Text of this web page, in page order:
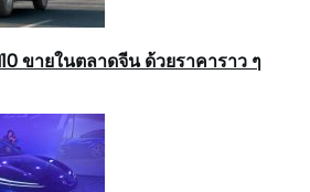
ขายในตลาดจีน ด้วยราคาราว ๆ